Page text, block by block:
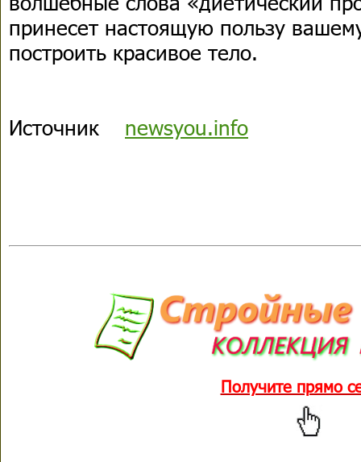
принесет настоящую пользу
построить красивое тело.
Источник newsyou.info
Получите прямо